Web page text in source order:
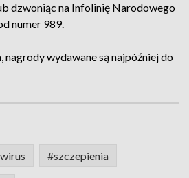
dzwoniąc na Infolinię Narodowego
numer 989.
nagrody wydawane są najpóźniej do
#szczepienia